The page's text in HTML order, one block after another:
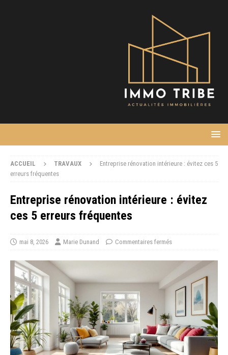
ACCUEIL TRAVAUX
Entreprise rénovation intérieure : évitez ces 5
erreurs fréquentes
Entreprise rénovation intérieure : évitez
ces 5 erreurs fréquentes
mai 8, 2026 Marie Dunand Commentaires fermés